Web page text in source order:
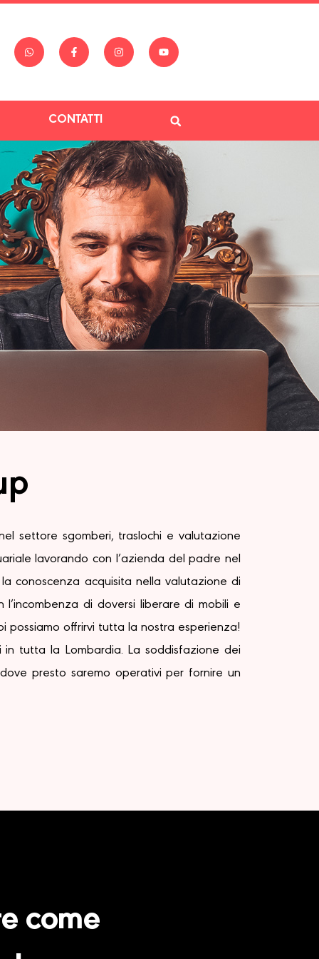
CONTATTI
settore sgomberi, traslochi e valutazione
lavorando con l’azienda del padre nel
conoscenza acquisita nella valutazione di
di doversi liberare di mobili e
offrirvi tutta la nostra esperienza!
tutta la Lombardia. La soddisfazione dei
presto saremo operativi per fornire un
come